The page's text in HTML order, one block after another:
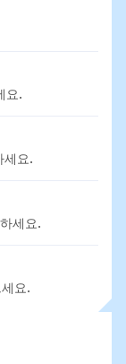
요.
세요.
세요.
요.